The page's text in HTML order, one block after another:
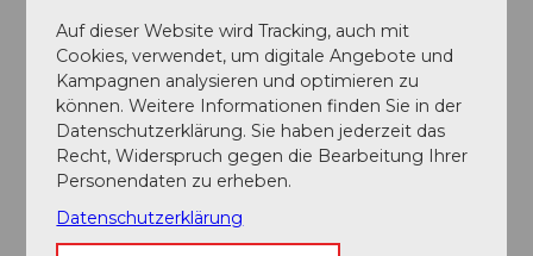
Restaurant Sauvage
Bahnhofstrasse 30
6000
Luzern
+41 (0)41 210 16 66
mail@wilden-mann.ch
Facebook
Auf dieser Website wird Tracking, auch mit
Cookies, verwendet, um digitale Angebote und
Kampagnen analysieren und optimieren zu
können. Weitere Informationen finden Sie in der
Datenschutzerklärung. Sie haben jederzeit das
Recht, Widerspruch gegen die Bearbeitung Ihrer
Personendaten zu erheben.
Datenschutzerklärung